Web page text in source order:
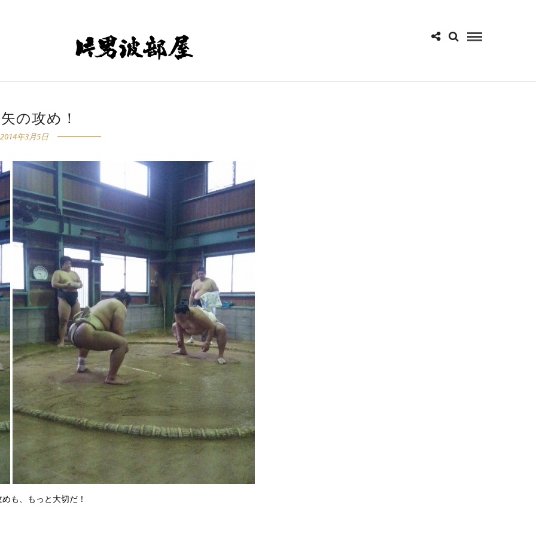
の攻め！
2014年3月5日
も、もっと大切だ！